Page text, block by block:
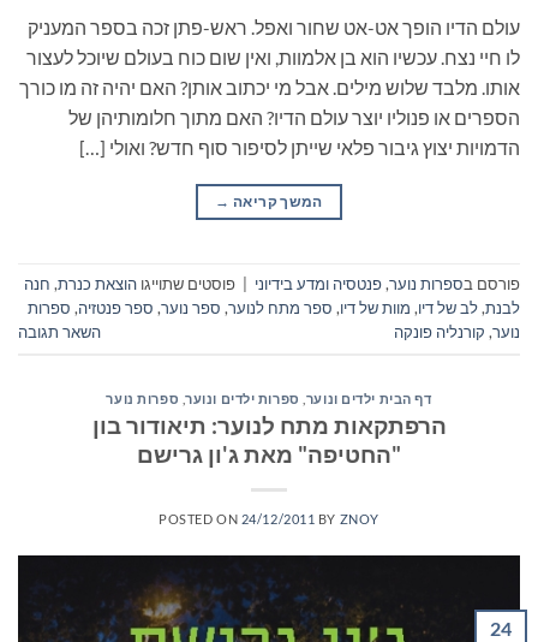
עולם הדיו הופך אט-אט שחור ואפל. ראש-פתן זכה בספר המעניק
לו חיי נצח. עכשיו הוא בן אלמוות, ואין שום כוח בעולם שיוכל לעצור
אותו. מלבד שלוש מילים. אבל מי יכתוב אותן? האם יהיה זה מו כורך
הספרים או פנוליו יוצר עולם הדיו? האם מתוך חלומותיהן של
הדמויות יצוץ גיבור פלאי שייתן לסיפור סוף חדש? ואולי […]
המשך קריאה →
פורסם בספרות נוער,פנטסיה ומדע בידיוני פוסטים שתוייגו הוצאת כנרת, חנה
לבנת,לב של דיו, מוות של דיו, ספר מתח לנוער, ספר נוער, ספר פנטזיה, ספרות
נוער, קורנליה פונקה השאר תגובה
דף הבית ילדים ונוער ספרות ילדים ונוער, ספרות נוער
הרפתקאות מתח לנוער: תיאודור בון
"החטיפה" מאת ג'ון גרישם
POSTED ON 24/12/2011 BY ZNOY
24